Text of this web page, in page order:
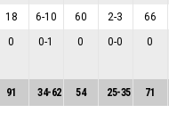
18 6-10 60 2-3 66
0 0-1 0 0-0 0
91 34-62 54 25-35 71